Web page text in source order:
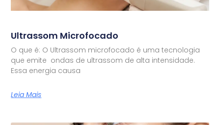
Ultrassom Microfocado
O que é: O Ultrassom microfocado é uma tecnologia
que emite ondas de ultrassom de alta intensidade.
Essa energia causa
Leia Mais